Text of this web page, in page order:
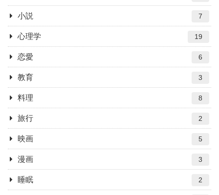
小説 7
心理学 19
恋愛 6
教育 3
料理 8
旅行 2
映画 5
漫画 3
睡眠 2